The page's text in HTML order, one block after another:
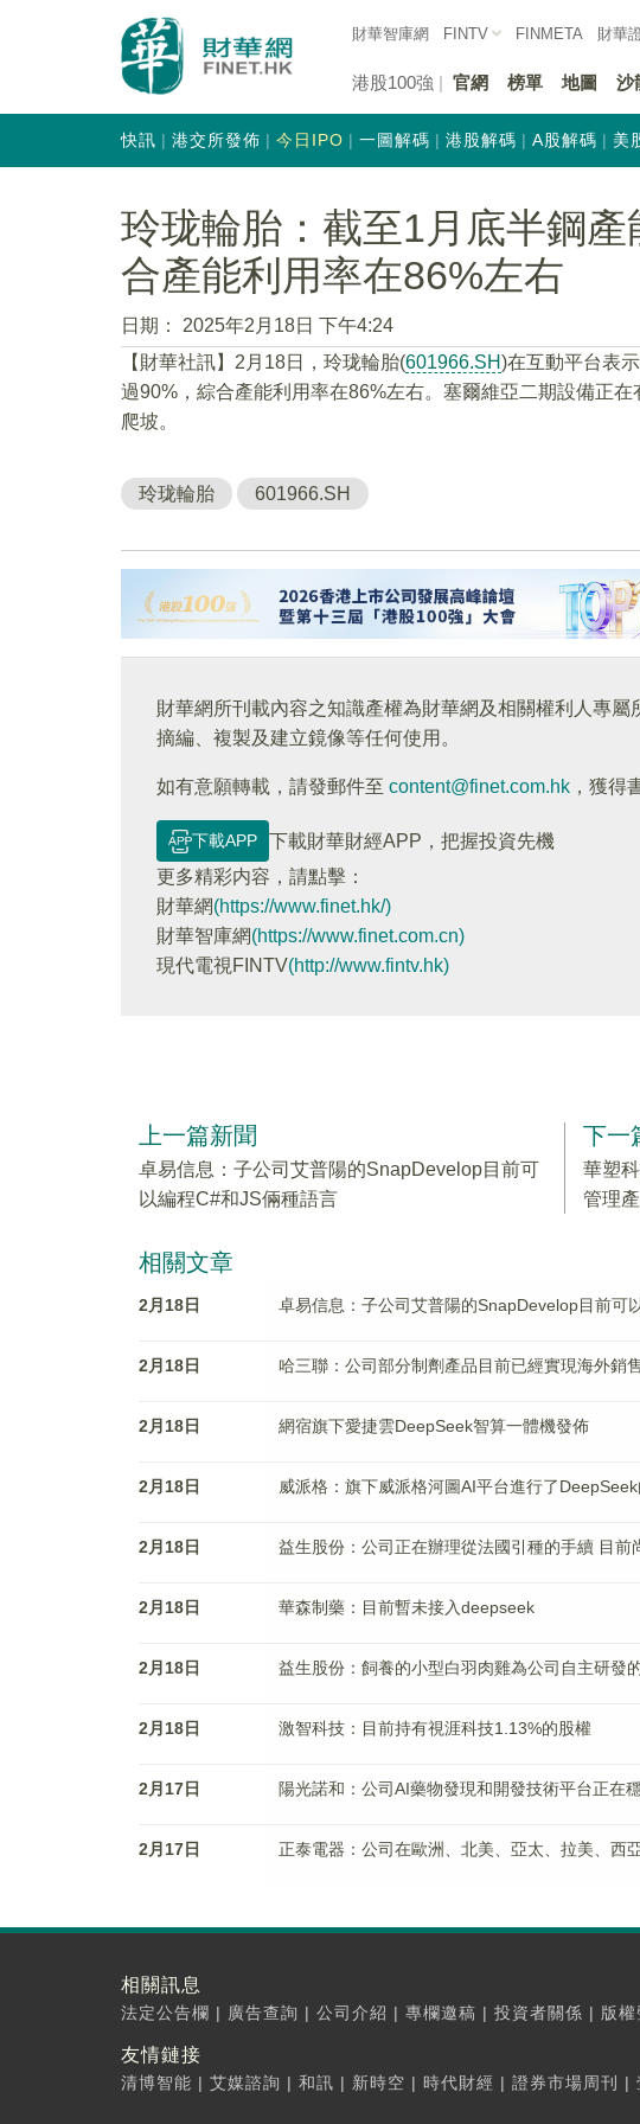
財華智庫網 FINTV FINMETA 財華
港股100強 官網 榜單 地圖 沙
快訊 港交所發佈 今日IPO 一圖解碼 港股解碼 A股解碼 美
玲珑輪胎：截至1月底半鋼
合產能利用率在86%左右
日期：
2025年2月18日 下午4:24
【財華社訊】2月18日，玲珑輪胎(601966.SH)在互動平台表
過90%，綜合產能利用率在86%左右。塞爾維亞二期設備正
爬坡。
玲珑輪胎 601966.SH
財華網所刊載內容之知識產權為財華網及相關權利人專屬
摘編、複製及建立鏡像等任何使用。
如有意願轉載，請發郵件至 content@finet.com.hk ，獲得
下載APP
下載財華財經APP，把握投資先機
更多精彩内容，請點擊：
財華網(https://www.finet.hk/)
財華智庫網(https://www.finet.com.cn)
現代電視FINTV(http://www.fintv.hk)
上一篇新聞
卓易信息：子公司艾普陽的SnapDevelop目前可
以編程C#和JS倆種語言
下一
華塑
管理
相關文章
2月18日 卓易信息：子公司艾普陽的SnapDevelop目前可
2月18日 哈三聯：公司部分制劑產品目前已經實現海外銷
2月18日 網宿旗下愛捷雲DeepSeek智算一體機發佈
2月18日 威派格：旗下威派格河圖AI平台進行了
2月18日 益生股份：公司正在辦理從法國引種的手續 目前
2月18日 華森制藥：目前暫未接入deepseek
2月18日 益生股份：飼養的小型白羽肉雞為公司自主研發
2月18日 激智科技：目前持有視涯科技1.13%的股權
2月17日 陽光諾和：公司AI藥物發現和開發技術平台正在
2月17日 正泰電器：公司在歐洲、北美、亞太、拉美、西
相關訊息
法定公告欄 | 廣告查詢 | 公司介紹 | 專欄邀稿 | 投資者關係 | 版權
友情鏈接
清博智能 | 艾媒諮詢 | 和訊 | 新時空 | 時代財經 | 證券市場周刊 |